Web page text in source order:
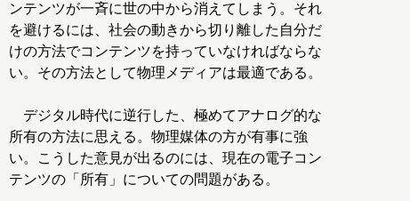
ンテンツが一斉に世の中から消えてしまう。それ
を避けるには、社会の動きから切り離した自分だ
けの方法でコンテンツを持っていなければならな
い。その方法として物理メディアは最適である。
デジタル時代に逆行した、極めてアナログ的な
所有の方法に思える。物理媒体の方が有事に強
い。こうした意見が出るのには、現在の電子コン
テンツの「所有」についての問題がある。